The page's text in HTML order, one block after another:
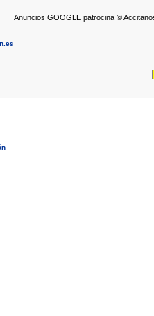
Anuncios GOOGLE patrocina ©